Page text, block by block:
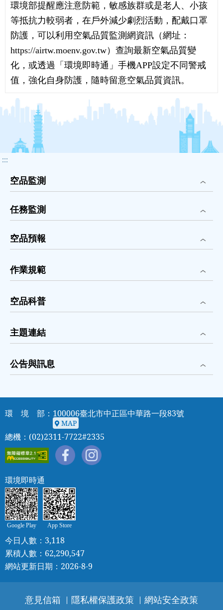
環境部提醒應注意防範，敏感族群或是老人、小孩
等抵抗力較弱者，在戶外減少劇烈活動，配戴口罩
防護，可以利用空氣品質監測網資訊（網址：
https://airtw.moenv.gov.tw）查詢最新空氣品質變
化，或透過「環境即時通」手機APP設定不同警戒
值，強化自身防護，隨時留意空氣品質資訊。
:::
空品監測
任務監測
空品預報
作業規範
空品科普
主題連結
公告與訊息
環 境 部：100006臺北市中正區中華路一段83號
MAP
MAP
總機：(02)2311-7722#2335
環境即時通
Google Play App Store
今日人數：3,118
累積人數：62,290,547
網站更新日期：2026-8-9
意見信箱 隱私權保護政策
網站安全政策